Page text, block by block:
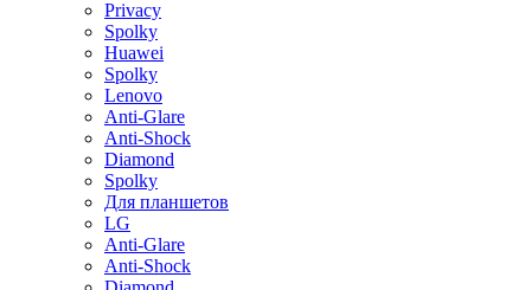
Privacy
Spolky
Huawei
Spolky
Lenovo
Anti-Glare
Anti-Shock
Diamond
Spolky
Для планшетов
LG
Anti-Glare
Anti-Shock